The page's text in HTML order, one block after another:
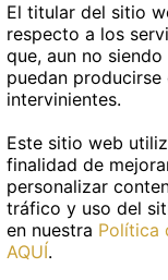
El titular del sitio
respecto a los
que, aun no
puedan
intervinientes.
Este sitio web
finalidad de
personalizar
tráfico y uso del
en nuestra Política
AQUÍ.